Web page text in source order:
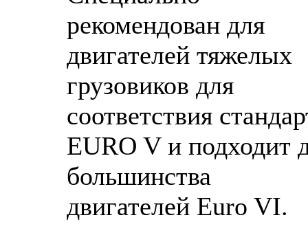
рекомендован для
двигателей тяжелых
грузовиков для
соответствия
EURO V и подходит
большинства
двигателей Euro VI.